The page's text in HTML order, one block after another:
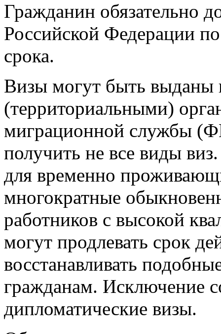
Гражданин обязательно
Российской Федерации
срока.
Визы могут быть
(территориальными)
миграционной службы
получить не все виды
для временно
многократные
работников с высокой
могут продлевать срок
восстанавливать
гражданам. Исключение
дипломатические визы.